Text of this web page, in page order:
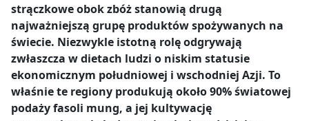
strączkowe obok zbóż stanowią drugą
najważniejszą grupę produktów spożywanych na
świecie. Niezwykle istotną rolę odgrywają
zwłaszcza w dietach ludzi o niskim statusie
ekonomicznym południowej i wschodniej Azji. To
właśnie te regiony produkują około 90% światowej
podaży fasoli mung, a jej kultywację